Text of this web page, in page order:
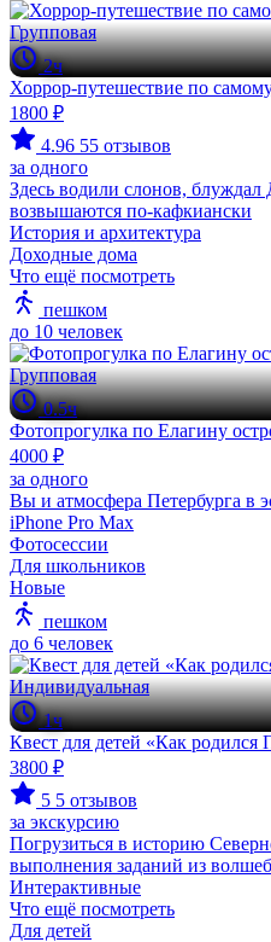
Групповая
2ч
Хоррор-путешествие по
1800 ₽
4.96 55 отзывов
за одного
Здесь водили слонов,
возвышаются по-кафкиански
История и архитектура
Доходные дома
Что ещё посмотреть
пешком
до 10 человек
Групповая
0.5ч
Фотопрогулка по Елагину
4000 ₽
за одного
Вы и атмосфера Петербурга в
iPhone Pro Max
Фотосессии
Для школьников
Новые
пешком
до 6 человек
Индивидуальная
1ч
Квест для детей «Как родился
3800 ₽
5 5 отзывов
за экскурсию
Погрузиться в историю
выполнения заданий из
Интерактивные
Что ещё посмотреть
Для детей